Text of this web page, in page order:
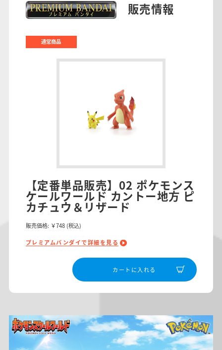
販売情報
通常商品
【定番単品販売】02 ポケモンス
ケールワールド カントー地方 ピ
カチュウ＆リザード
販売価格: ￥748 (税込)
プレミアムバンダイで詳細を見る
カートに入れる